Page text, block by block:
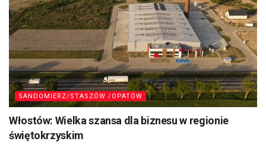
SANDOMIERZ/STASZÓW /OPATÓW
Włostów: Wielka szansa dla biznesu w regionie
świętokrzyskim